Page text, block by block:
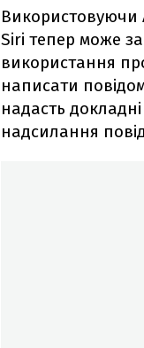
Siri тепер може
використання
написати
надасть
надсилання